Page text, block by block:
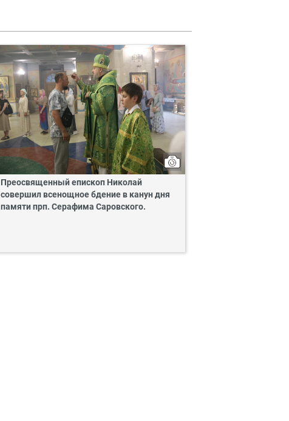
Преосвященный епископ Николай
совершил всенощное бдение в канун дня
памяти прп. Серафима Саровского.